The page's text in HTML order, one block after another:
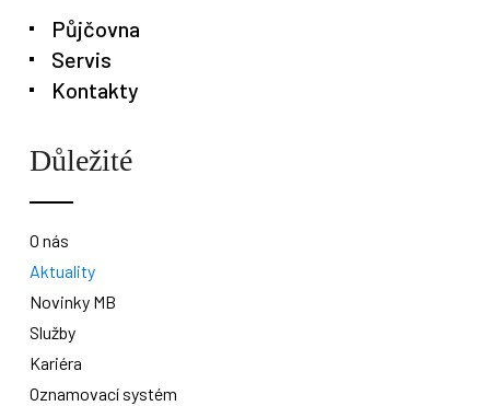
Půjčovna
Servis
Kontakty
Důležité
O nás
Aktuality
Novinky MB
Služby
Kariéra
Oznamovací systém